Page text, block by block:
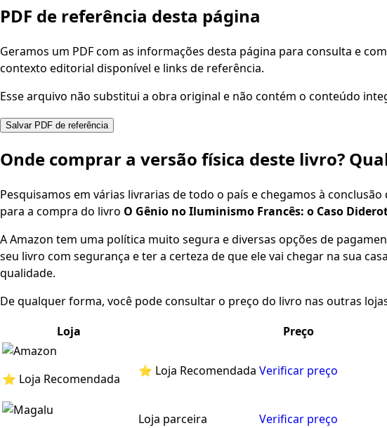
PDF de referência desta página
Geramos um PDF com as informações desta página para consulta e
contexto editorial disponível e links de referência.
Esse arquivo não substitui a obra original e não contém o conteúdo
Salvar PDF de referência
Onde comprar a versão física deste livro?
Pesquisamos em várias livrarias de todo o país e chegamos à
para a compra do livro O Gênio no Iluminismo Francês: o Caso
A Amazon tem uma política muito segura e diversas opções de
seu livro com segurança e ter a certeza de que ele vai chegar na sua
qualidade.
De qualquer forma, você pode consultar o preço do livro nas outras
Loja
Preço
⭐ Loja Recomendada
⭐ Loja Recomendada Verificar preço
Loja parceira
Verificar preço